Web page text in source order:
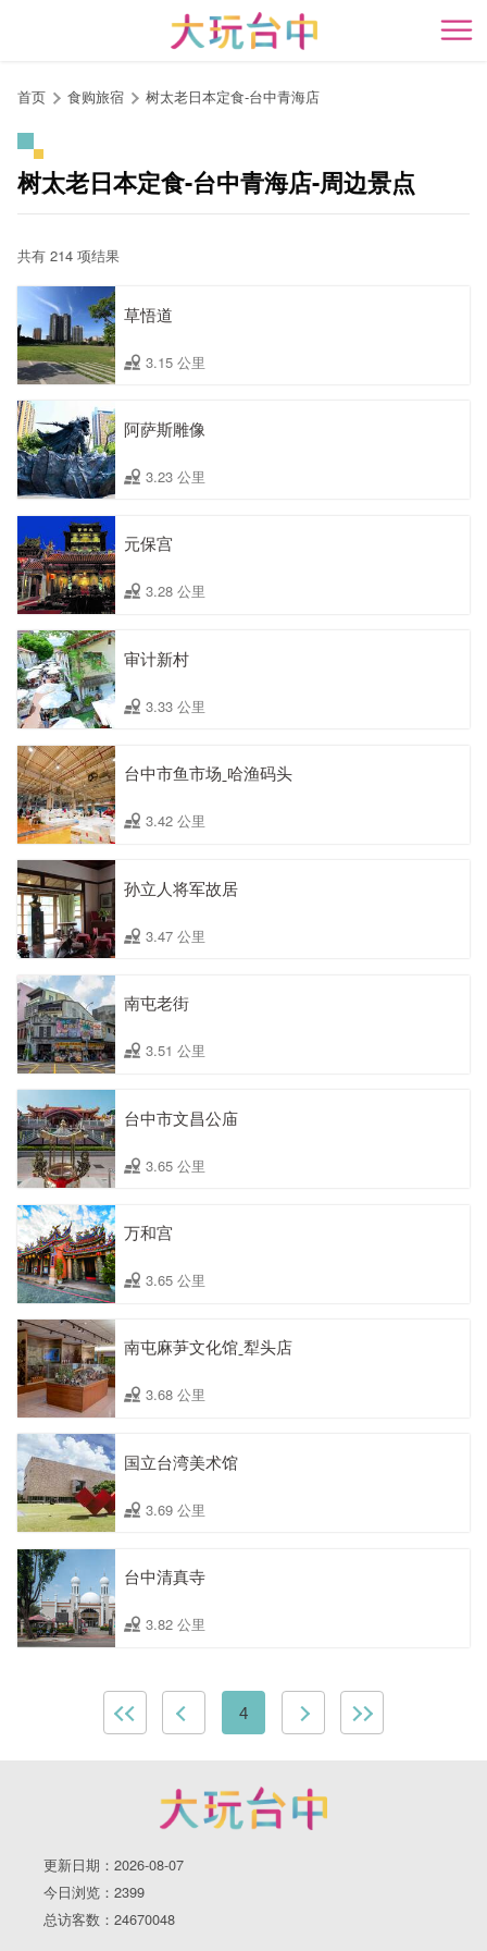
开
首页 食购旅宿 树太老日本定食-台中青海店
树太老日本定食-台中青海店-周边景点
共有 214 项结果
草悟道
3.15 公里
阿萨斯雕像
3.23 公里
元保宫
3.28 公里
审计新村
3.33 公里
台中市鱼市场ˍ哈渔码头
3.42 公里
孙立人将军故居
3.47 公里
南屯老街
3.51 公里
台中市文昌公庙
3.65 公里
万和宫
3.65 公里
南屯麻芛文化馆ˍ犁头店
3.68 公里
国立台湾美术馆
3.69 公里
台中清真寺
3.82 公里
4
更新日期：2026-08-07
今日浏览：2399
总访客数：24670048